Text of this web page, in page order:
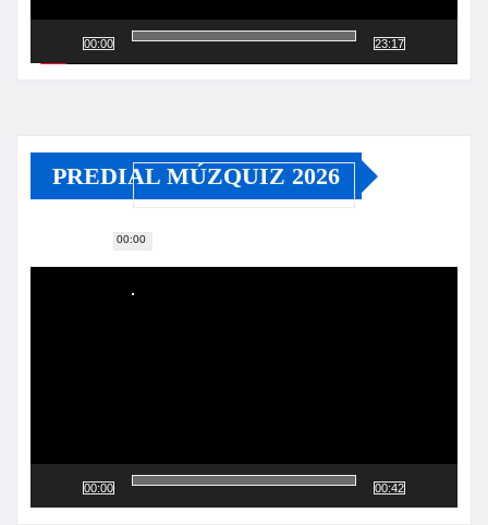
00:00
00:00
23:17
PREDIAL MÚZQUIZ 2026
Reproductor
00:00 00:42